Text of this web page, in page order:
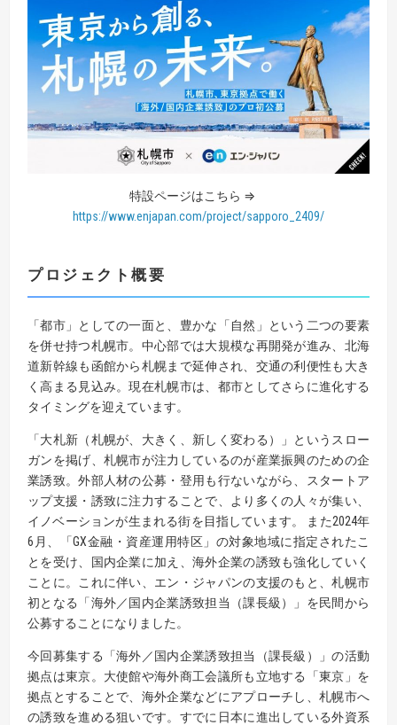
特設ページはこちら ⇒
https://www.enjapan.com/project/sapporo_2409/
プロジェクト概要
「都市」としての一面と、豊かな「自然」という二つの要素
を併せ持つ札幌市。中心部では大規模な再開発が進み、北海
道新幹線も函館から札幌まで延伸され、交通の利便性も大き
く高まる見込み。現在札幌市は、都市としてさらに進化する
タイミングを迎えています。
「大札新（札幌が、大きく、新しく変わる）」というスロー
ガンを掲げ、札幌市が注力しているのが産業振興のための企
業誘致。外部人材の公募・登用も行ないながら、スタートア
ップ支援・誘致に注力することで、より多くの人々が集い、
イノベーションが生まれる街を目指しています。 また2024年
6月、「GX金融・資産運用特区」の対象地域に指定されたこ
とを受け、国内企業に加え、海外企業の誘致も強化していく
ことに。これに伴い、エン・ジャパンの支援のもと、札幌市
初となる「海外／国内企業誘致担当（課長級）」を民間から
公募することになりました。
今回募集する「海外／国内企業誘致担当（課長級）」の活動
拠点は東京。大使館や海外商工会議所も立地する「東京」を
拠点とすることで、海外企業などにアプローチし、札幌市へ
の誘致を進める狙いです。すでに日本に進出している外資系